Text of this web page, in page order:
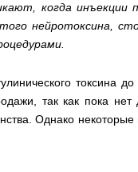
когда
нейротоксина,
токсина
так как пока
Однако